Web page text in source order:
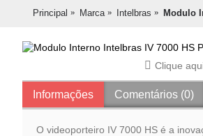
Principal Marca Intelbras Modulo
Clique
Informações Comentários (0)
O videoporteiro IV 7000 HS é a